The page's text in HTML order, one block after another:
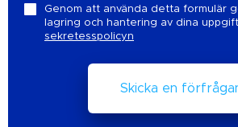
Genom att använda detta formulär
lagring och hantering av dina
sekretesspolicyn